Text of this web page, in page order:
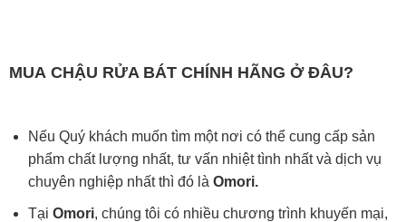
MUA CHẬU RỬA BÁT CHÍNH HÃNG Ở ĐÂU?
Nếu Quý khách muốn tìm một nơi có thể cung cấp sản
phẩm chất lượng nhất, tư vấn nhiệt tình nhất và dịch vụ
chuyên nghiệp nhất thì đó là Omori.
Tại Omori, chúng tôi có nhiều chương trình khuyến mại,